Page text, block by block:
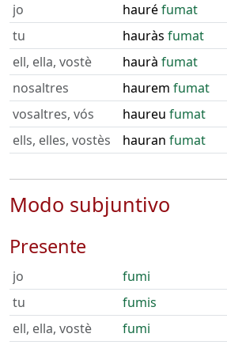
jo hauréfumat
tu
hauràs fumat
ell, ella, vostè
haurà fumat
nosaltres
haurem fumat
vosaltres, vós
haureu fumat
ells, elles, vostès
hauran fumat
Modo subjuntivo
Presente
jo
fumi
tu
fumis
ell, ella, vostè
fumi